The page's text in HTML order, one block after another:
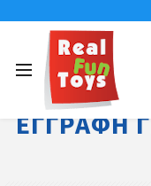
ΕΓΓΡΑΦΉ